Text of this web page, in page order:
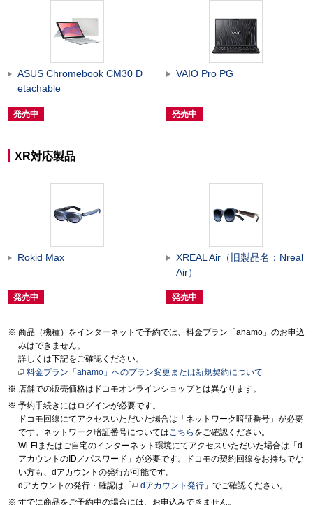
ASUS Chromebook CM30 D
etachable
発売中
VAIO Pro PG
発売中
XR対応製品
Rokid Max
発売中
XREAL Air（旧製品名：Nreal
Air）
発売中
商品（機種）をインターネットで予約では、料金プラン「ahamo」のお申込
みはできません。
詳しくは下記をご確認ください。
料金プラン「ahamo」へのプラン変更または新規契約について
店舗での販売価格はドコモオンラインショップとは異なります。
予約手続きにはログインが必要です。
ドコモ回線にてアクセスいただいた場合は「ネットワーク暗証番号」が必要
です。ネットワーク暗証番号については こちら をご確認ください。
Wi-Fiまたはご自宅のインターネット環境にてアクセスいただいた場合は「d
アカウントのID／パスワード」が必要です。ドコモの契約回線をお持ちでな
い方も、dアカウントの発行が可能です。
dアカウントの発行・確認は「
dアカウント発行 」でご確認ください。
すでに商品をご予約中の場合には、お申込みできません。